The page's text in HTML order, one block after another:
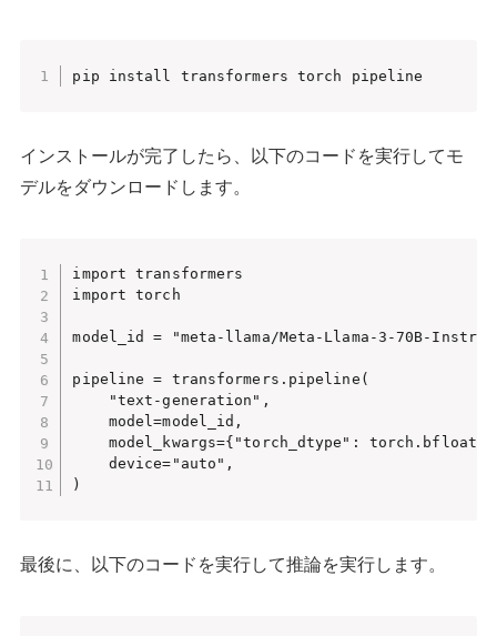
pip install transformers torch pipeline
インストールが完了したら、以下のコードを実行してモ
デルをダウンロードします。
import transformers
import torch
model_id = "meta-llama/Meta-Llama-3-70B-
pipeline = transformers.pipeline(
    "text-generation",
    model=model_id,
model_kwargs={"torch_dtype":
    device="auto",
)
最後に、以下のコードを実行して推論を実行します。